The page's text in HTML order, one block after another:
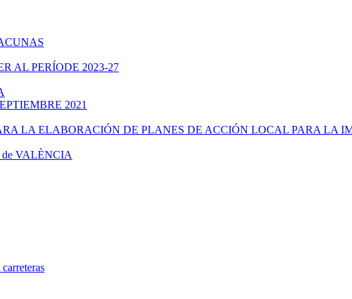
AL PERÍODE 2023-27
2021
LA ELABORACIÓN DE PLANES DE ACCIÓN LOCAL PARA LA
VALÈNCIA